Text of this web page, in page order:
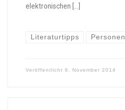
elektronischen […]
Literaturtipps Personen
Veröffentlicht 9. November 2014